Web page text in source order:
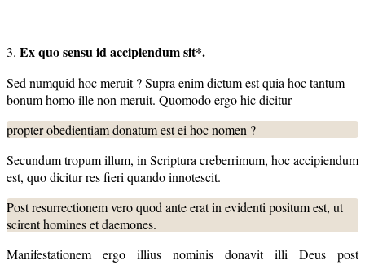
3. Ex quo sensu id accipiendum sit*.
Sed numquid hoc meruit ? Supra enim dictum est quia hoc tantum
bonum homo ille non meruit. Quomodo ergo hic dicitur
propter obedientiam donatum est ei hoc nomen ?
Secundum tropum illum, in Scriptura creberrimum, hoc accipiendum
est, quo dicitur res fieri quando innotescit.
Post resurrectionem vero quod ante erat in evidenti positum est, ut
scirent homines et daemones.
Manifestationem ergo illius nominis donavit illi Deus post